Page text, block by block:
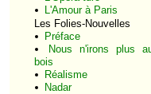
L'Amour à Paris
Les Folies-Nouvelles
Préface
Nous n'irons plus
bois
Réalisme
Nadar